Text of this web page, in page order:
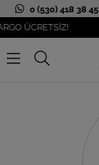
0 (530) 418 38 45
ÜCRETSİZ!